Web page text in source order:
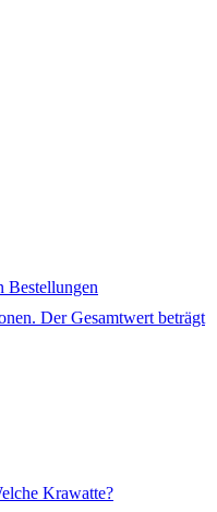
Bestellungen
Der Gesamtwert beträgt
Krawatte?